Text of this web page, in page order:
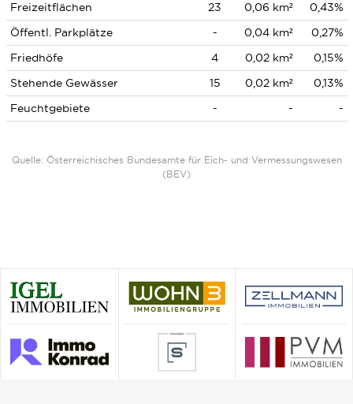
Freizeitflächen
23 0,06 km²
0,43%
Öffentl. Parkplätze
- 0,04 km²
0,27%
Friedhöfe
4 0,02 km²
0,15%
Stehende Gewässer
15 0,02 km²
0,13%
Feuchtgebiete
- - -
Quelle: Österreichisches Bundesamte für Eich- und Vermessungswesen
(BEV)